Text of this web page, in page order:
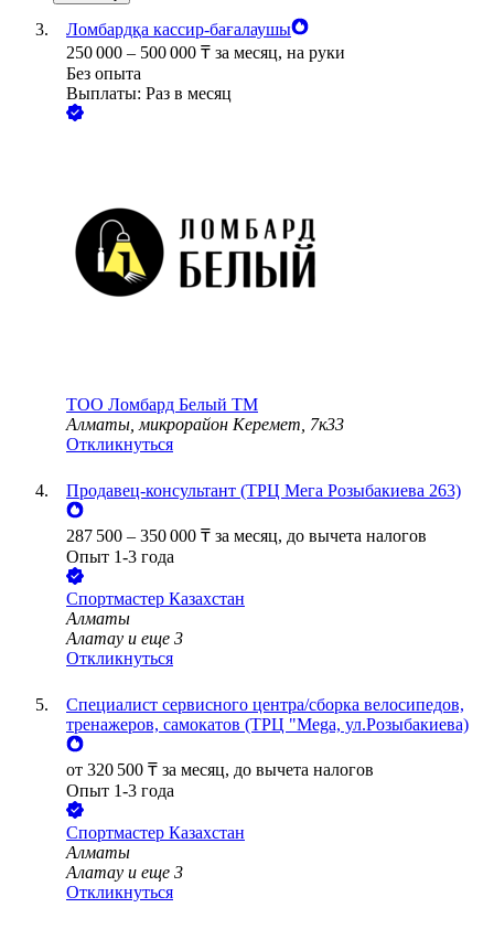
Ломбардқа кассир-бағалаушы
250 000 – 500 000 ₸ за месяц, на руки
Без опыта
Выплаты: Раз в месяц
ТОО Ломбард Белый TM
Алматы, микрорайон Керемет, 7к33
Откликнуться
Продавец-консультант (ТРЦ Мега Розыбакиева 263)
287 500 – 350 000 ₸ за месяц, до вычета налогов
Опыт 1-3 года
Спортмастер Казахстан
Алматы
Алатау и еще 3
Откликнуться
Специалист сервисного центра/сборка велосипедов,
тренажеров, самокатов (ТРЦ "Mega, ул.Розыбакиева)
от 320 500 ₸ за месяц, до вычета налогов
Опыт 1-3 года
Спортмастер Казахстан
Алматы
Алатау и еще 3
Откликнуться